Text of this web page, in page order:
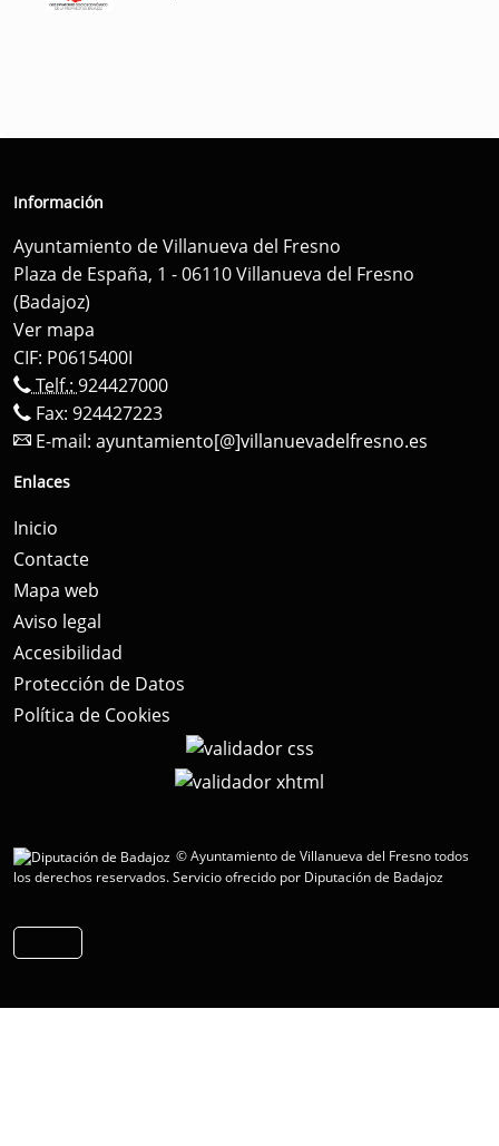
Información
Ayuntamiento de Villanueva del Fresno
Plaza de España, 1 - 06110 Villanueva del Fresno
(Badajoz)
Ver mapa
CIF: P0615400I
Telf.: 924427000
Fax: 924427223
E-mail: ayuntamiento[@]villanuevadelfresno.es
Enlaces
Inicio
Contacte
Mapa web
Aviso legal
Accesibilidad
Protección de Datos
Política de Cookies
© Ayuntamiento de Villanueva del Fresno todos
los derechos reservados.Servicio ofrecido por Diputación de Badajoz